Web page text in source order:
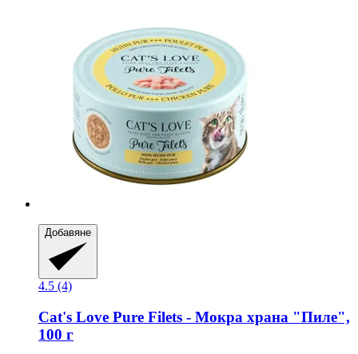
Добавяне
4.5 (4)
Cat's Love Pure Filets -​ Мокра храна "Пиле",
100 г